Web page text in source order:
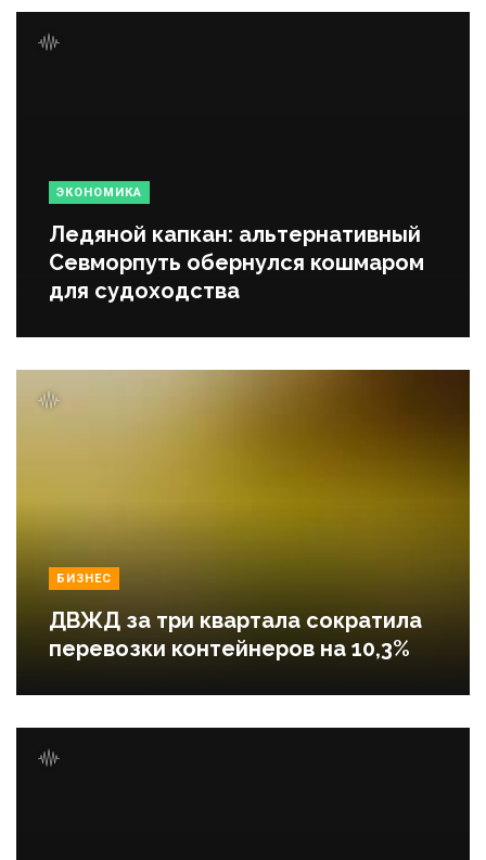
ЭКОНОМИКА
Ледяной капкан: альтернативный
Севморпуть обернулся кошмаром
для судоходства
БИЗНЕС
ДВЖД за три квартала сократила
перевозки контейнеров на 10,3%